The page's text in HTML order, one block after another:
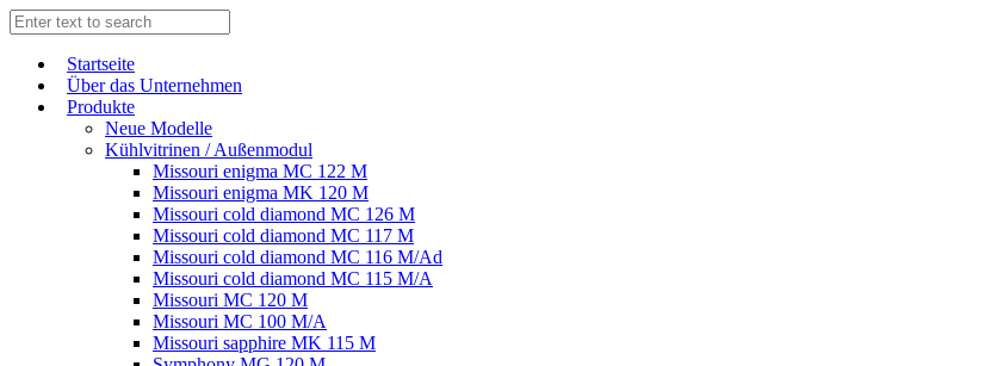
Start­sei­te
Über das Unternehmen
Produkte
Neue Modelle
Kühlvitrinen / Außenmodul
Missouri enigma MC 122 M
Missouri enigma MK 120 M
Missouri cold diamond MC 126 M
Missouri cold diamond MC 117 M
Missouri cold diamond MC 116 M/Ad
Missouri cold diamond MC 115 M/A
Missouri MC 120 M
Missouri MC 100 M/A
Missouri sapphire MK 115 M